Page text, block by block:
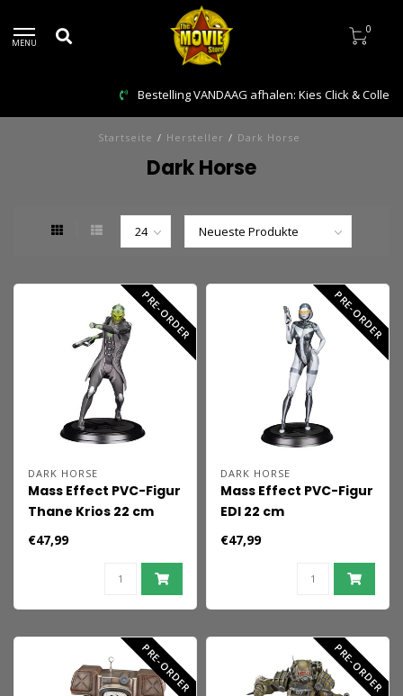
MENU
0
Bestelling VANDAAG afhalen: Kies Click & Collect
Startseite / Hersteller / Dark Horse
Dark Horse
PRE-ORDER
DARK HORSE
Mass Effect PVC-Figur
Thane Krios 22 cm
€47,99
PRE-ORDER
DARK HORSE
Mass Effect PVC-Figur
EDI 22 cm
€47,99
PRE-ORDER PRE-ORDER